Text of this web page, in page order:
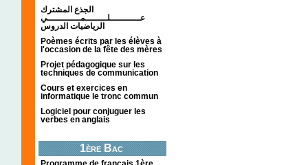
الجذع المشترك
عـــــــــــلــــــــمــــــــــــي
الرياضيات الدروس
Poèmes écrits par les élèves à
l'occasion de la fête des mères
Projet pédagogique sur les
techniques de communication
Cours et exercices en
informatique le tronc commun
Logiciel pour conjuguer les
verbes en anglais
1ère Bac